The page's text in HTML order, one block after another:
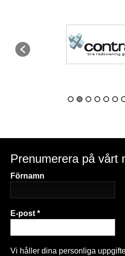
Prenumerera på vårt
Förnamn
E-post*
Vi håller dina personliga